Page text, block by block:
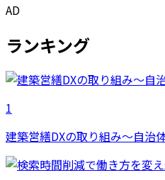
AD
ランキング
1
建築営繕DXの取り組み～自治